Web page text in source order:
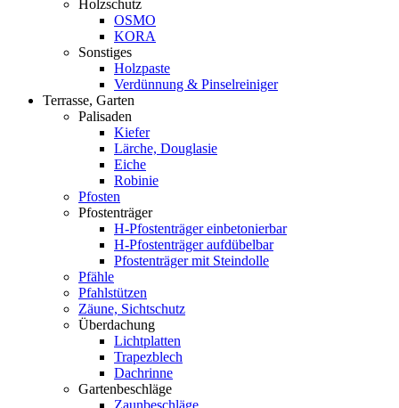
Holzschutz
OSMO
KORA
Sonstiges
Holzpaste
Verdünnung & Pinselreiniger
Terrasse, Garten
Palisaden
Kiefer
Lärche, Douglasie
Eiche
Robinie
Pfosten
Pfostenträger
H-Pfostenträger einbetonierbar
H-Pfostenträger aufdübelbar
Pfostenträger mit Steindolle
Pfähle
Pfahlstützen
Zäune, Sichtschutz
Überdachung
Lichtplatten
Trapezblech
Dachrinne
Gartenbeschläge
Zaunbeschläge